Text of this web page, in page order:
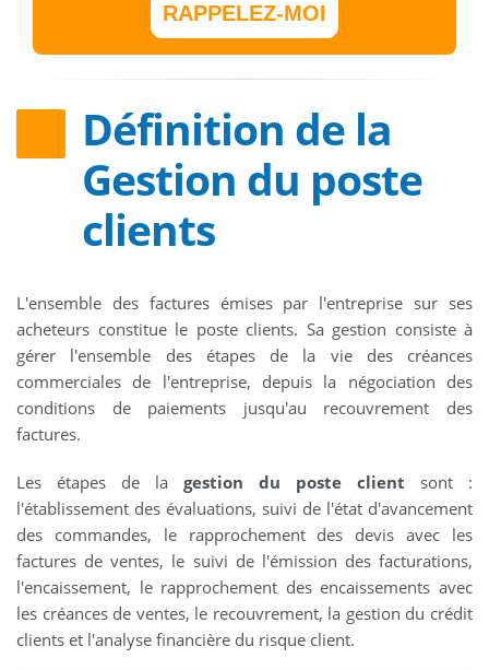
RAPPELEZ-MOI
Définition de la
Gestion du poste
clients
L'ensemble des factures émises par l'entreprise sur ses
acheteurs constitue le poste clients. Sa gestion consiste à
gérer l'ensemble des étapes de la vie des créances
commerciales de l'entreprise, depuis la négociation des
conditions de paiements jusqu'au recouvrement des
factures.
Les étapes de la gestion du poste client sont :
l'établissement des évaluations, suivi de l'état d'avancement
des commandes, le rapprochement des devis avec les
factures de ventes, le suivi de l'émission des facturations,
l'encaissement, le rapprochement des encaissements avec
les créances de ventes, le recouvrement, la gestion du crédit
clients et l'analyse financière du risque client.